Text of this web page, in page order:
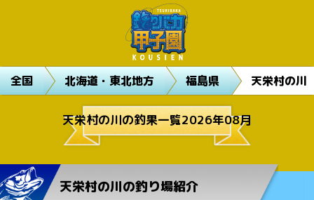
全国 北海道・東北地方 福島県 天栄村の川
天栄村の川の釣果一覧2026年08月
天栄村の川の釣り場紹介